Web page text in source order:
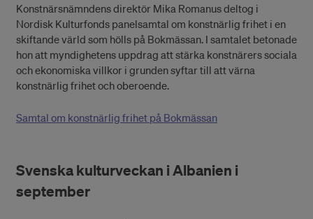
Konstnärsnämndens direktör Mika Romanus deltog i
Nordisk Kulturfonds panelsamtal om konstnärlig frihet i en
skiftande värld som hölls på Bokmässan. I samtalet betonade
hon att myndighetens uppdrag att stärka konstnärers sociala
och ekonomiska villkor i grunden syftar till att värna
konstnärlig frihet och oberoende.
Samtal om konstnärlig frihet på Bokmässan
Svenska kulturveckan i Albanien i
september